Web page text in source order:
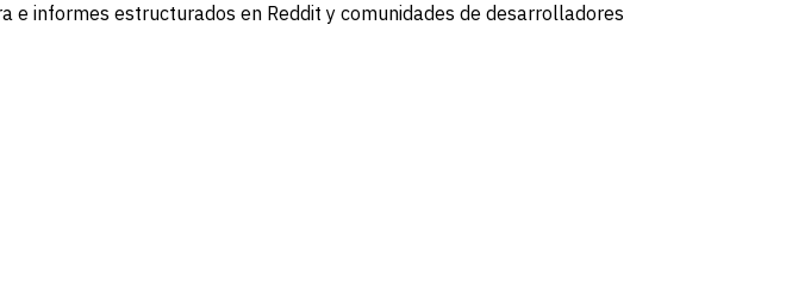
e informes estructurados en Reddit y comunidades de desarrolladores